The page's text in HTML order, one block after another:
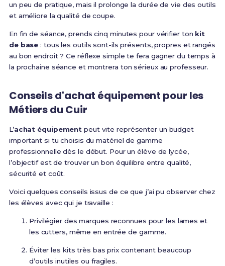
un peu de pratique, mais il prolonge la durée de vie des outils
et améliore la qualité de coupe.
En fin de séance, prends cinq minutes pour vérifier ton kit
de base : tous les outils sont-ils présents, propres et rangés
au bon endroit ? Ce réflexe simple te fera gagner du temps à
la prochaine séance et montrera ton sérieux au professeur.
Conseils d'achat équipement pour les
Métiers du Cuir
L’achat équipement peut vite représenter un budget
important si tu choisis du matériel de gamme
professionnelle dès le début. Pour un élève de lycée,
l’objectif est de trouver un bon équilibre entre qualité,
sécurité et coût.
Voici quelques conseils issus de ce que j’ai pu observer chez
les élèves avec qui je travaille :
Privilégier des marques reconnues pour les lames et
les cutters, même en entrée de gamme.
Éviter les kits très bas prix contenant beaucoup
d’outils inutiles ou fragiles.